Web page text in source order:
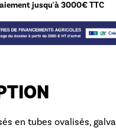
jusqu'à 3000€ TTC
en tubes ovalisés,